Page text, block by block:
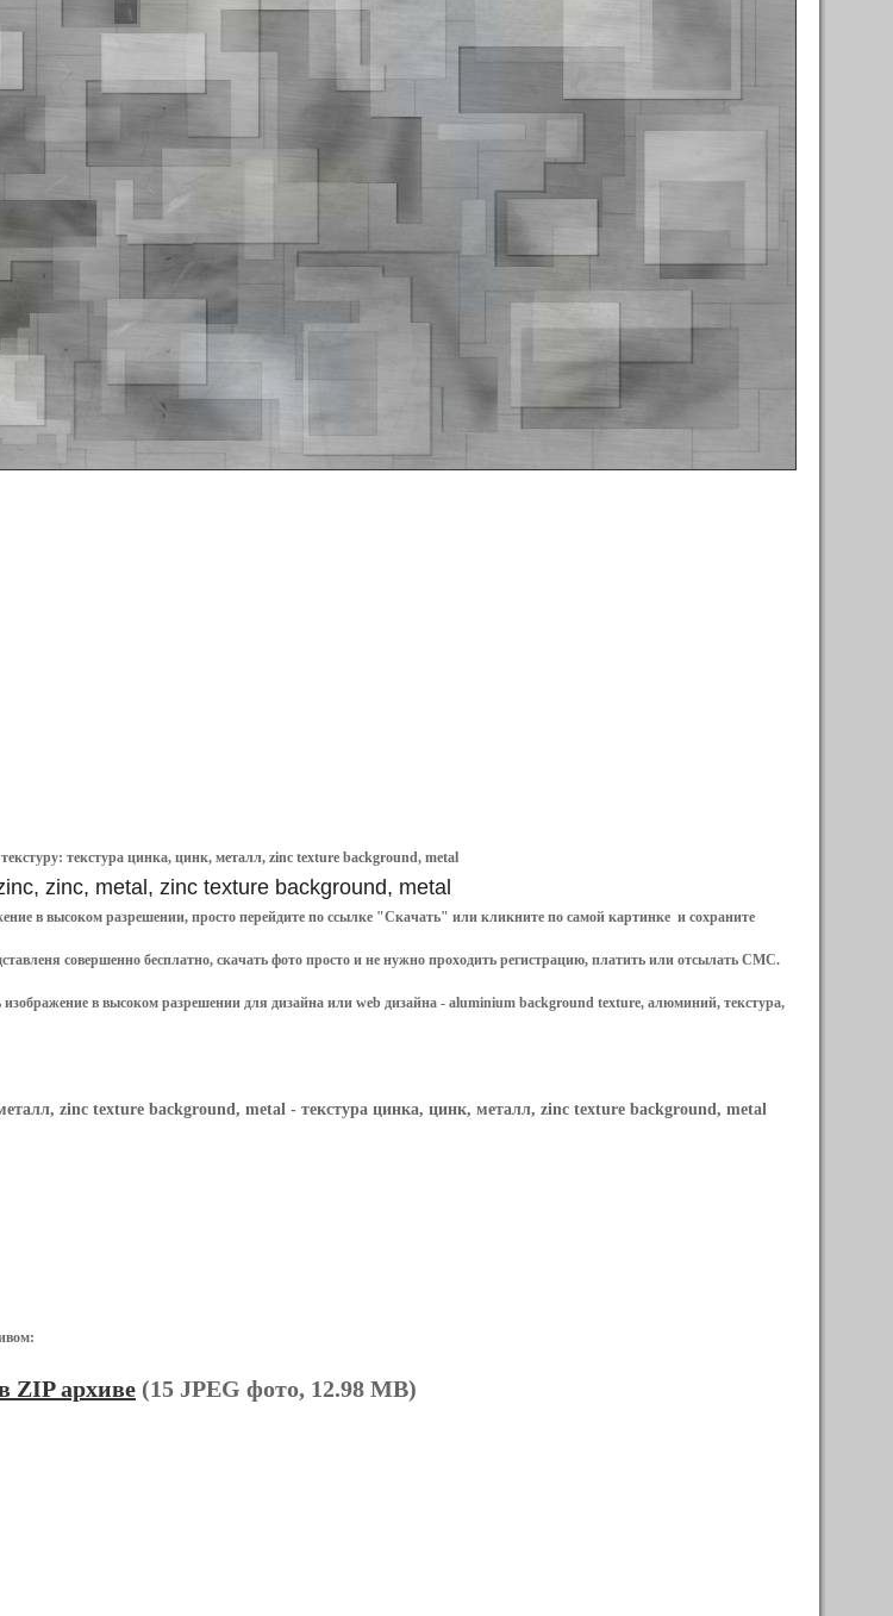
текстура цинка, цинк, металл, zinc texture background, metal
zinc, metal, zinc texture background, metal
в высоком разрешении, просто перейдите по ссылке "Скачать" или кликните по самой картинке и сохраните
совершенно бесплатно, скачать фото просто и не нужно проходить регистрацию, платить или отсылать СМС.
в высоком разрешении для дизайна или web дизайна - aluminium background texture, алюминий, текстура,
zinc texture background, metal - текстура цинка, цинк, металл, zinc texture background, metal
ZIP архиве (15 JPEG фото, 12.98 MB)